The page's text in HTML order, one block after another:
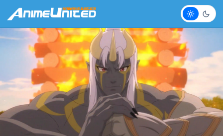
Claro